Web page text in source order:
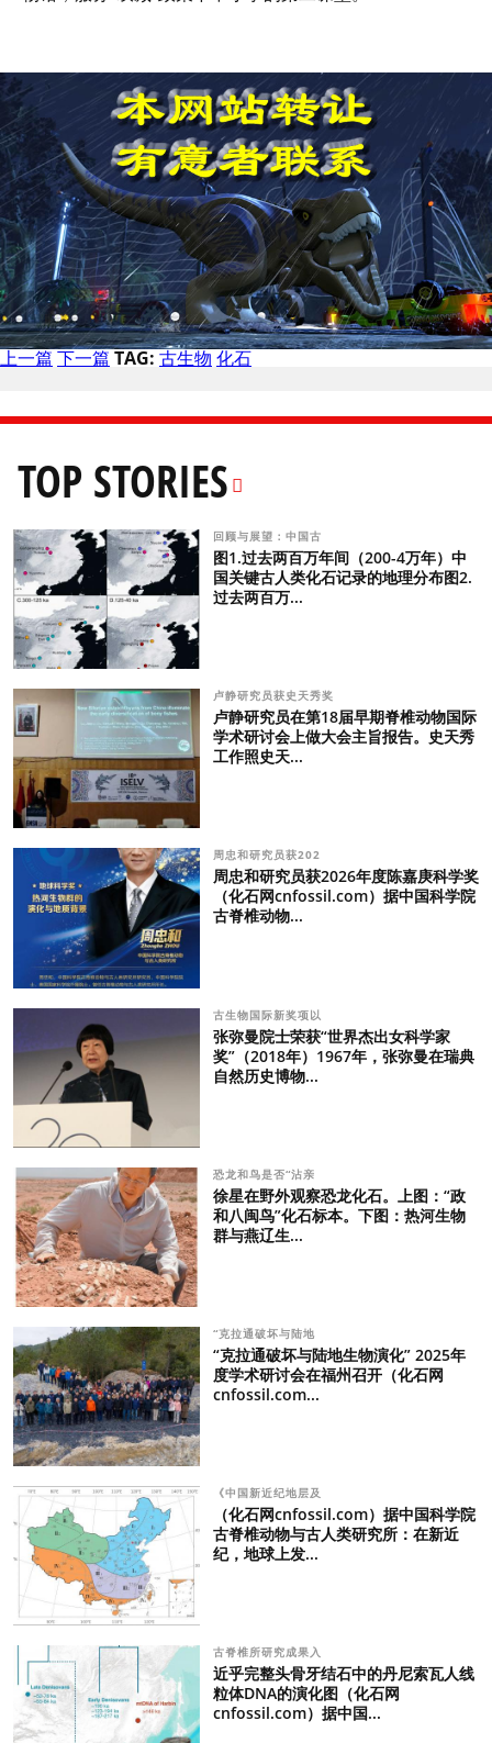
上一篇 下一篇 TAG: 古生物 化石
TOP STORIES
回顾与展望：中国古
图1.过去两百万年间（200-4万年）中
国关键古人类化石记录的地理分布图2.
过去两百万...
卢静研究员获史天秀奖
卢静研究员在第18届早期脊椎动物国际
学术研讨会上做大会主旨报告。史天秀
工作照史天...
周忠和研究员获202
周忠和研究员获2026年度陈嘉庚科学奖
（化石网cnfossil.com）据中国科学院
古脊椎动物...
古生物国际新奖项以
张弥曼院士荣获“世界杰出女科学家
奖”（2018年）1967年，张弥曼在瑞典
自然历史博物...
恐龙和鸟是否“沾亲
徐星在野外观察恐龙化石。上图：“政
和八闽鸟”化石标本。下图：热河生物
群与燕辽生...
“克拉通破坏与陆地
“克拉通破坏与陆地生物演化” 2025年
度学术研讨会在福州召开（化石网
cnfossil.com...
《中国新近纪地层及
（化石网cnfossil.com）据中国科学院
古脊椎动物与古人类研究所：在新近
纪，地球上发...
古脊椎所研究成果入
近乎完整头骨牙结石中的丹尼索瓦人线
粒体DNA的演化图（化石网
cnfossil.com）据中国...